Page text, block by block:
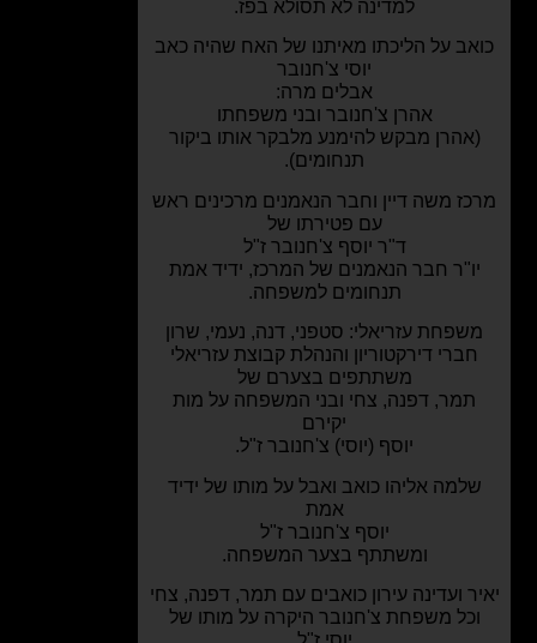
למדינה לא תסולא בפז.
על הליכתו מאיתנו של האח שהיה כאב
יוסי צ'חנובר
אבלים מרה:
אהרן צ'חנובר ובני משפחתו
מבקש להימנע מלבקר אותו ביקור
תנחומים).
משה דיין וחבר הנאמנים מרכינים ראש
עם פטירתו של
ד"ר יוסף צ'חנובר ז"ל
חבר הנאמנים של המרכז, ידיד אמת
תנחומים למשפחה.
עזריאלי:סטפני, דנה, נעמי, שרון
דירקטוריוןוהנהלת קבוצת עזריאלי
משתתפים בצערם של
דפנה, צחיובני המשפחהעל מות
יוסף (יוסי) צ'חנובר ז"ל.
אליהו כואב ואבל על מותו של ידיד
יוסף צ'חנובר ז"ל
ומשתתף בצער המשפחה.
ועדינה עירון כואבים עם תמר, דפנה, צחי
משפחת צ'חנובר היקרה על מותו של